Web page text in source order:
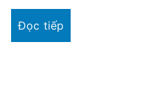
Đọc tiếp